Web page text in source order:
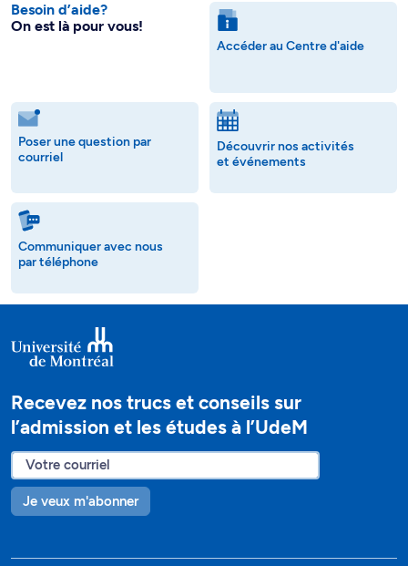
Besoin d’aide?
On est là pour vous!
Accéder au Centre d'aide
Poser une question par
courriel
Découvrir nos activités
et événements
Communiquer avec nous
par téléphone
Recevez nos trucs et conseils sur
l’admission et les études à l’UdeM
Je veux m'abonner